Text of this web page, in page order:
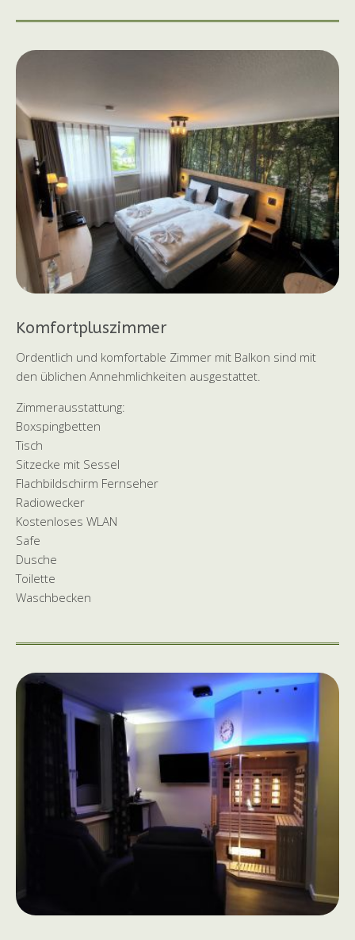
Komfortpluszimmer
Ordentlich und komfortable Zimmer mit Balkon sind mit
den üblichen Annehmlichkeiten ausgestattet.
Zimmerausstattung:
Boxspingbetten
Tisch
Sitzecke mit Sessel
Flachbildschirm Fernseher
Radiowecker
Kostenloses WLAN
Safe
Dusche
Toilette
Waschbecken